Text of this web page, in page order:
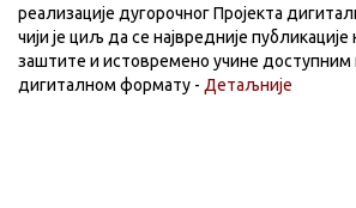
реализације дугорочног Пројекта
чији је циљ да се највредније публикације
заштите и истовремено учине доступним
дигиталном формату - Детаљније